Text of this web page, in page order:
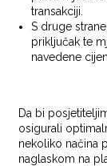
transakciji.
S druge
priključak te
navedene
Da bi
osigurali
nekoliko načina
naglaskom na